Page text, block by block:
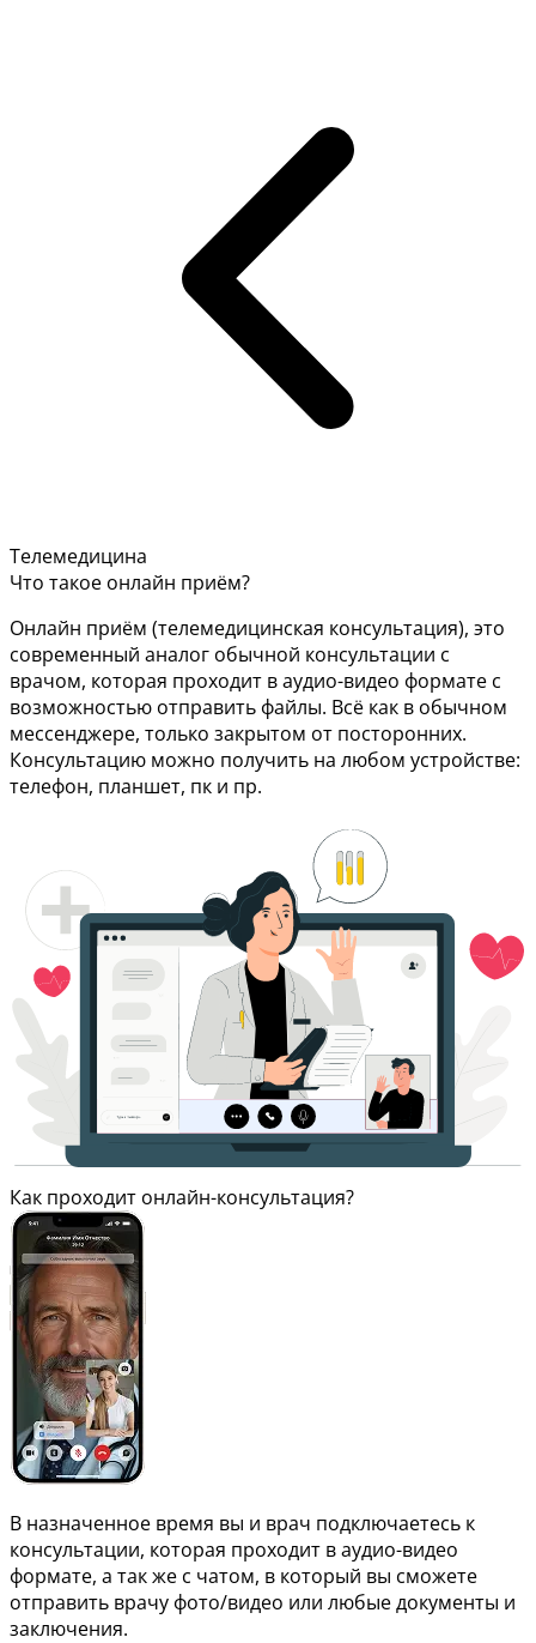
Телемедицина
Что такое онлайн приём?
Онлайн приём (телемедицинская консультация), это
современный аналог обычной консультации с
врачом, которая проходит в аудио-видео формате с
возможностью отправить файлы. Всё как в обычном
мессенджере, только закрытом от посторонних.
Консультацию можно получить на любом устройстве:
телефон, планшет, пк и пр.
Как проходит онлайн-консультация?
В назначенное время вы и врач подключаетесь к
консультации, которая проходит в аудио-видео
формате, а так же с чатом, в который вы сможете
отправить врачу фото/видео или любые документы и
заключения.